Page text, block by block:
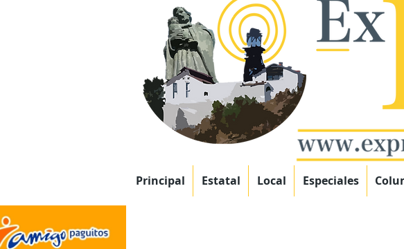
Principal Estatal Local Especiales